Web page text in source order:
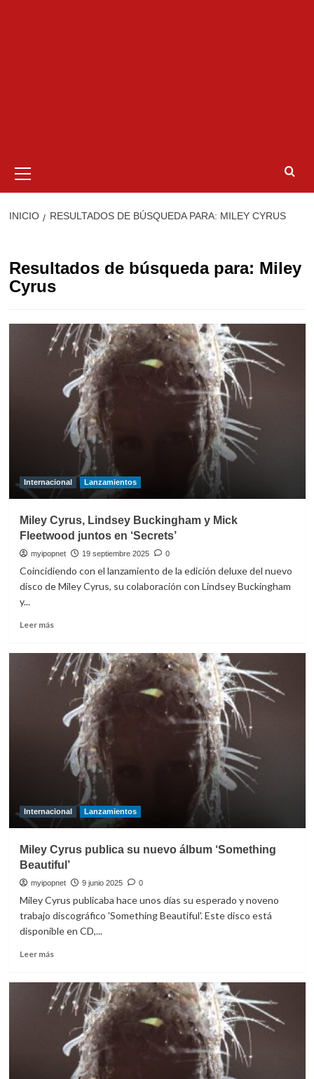
primario
INICIO RESULTADOS DE BÚSQUEDA PARA: MILEY CYRUS
Resultados de búsqueda para: Miley
Cyrus
Internacional Lanzamientos
Miley Cyrus, Lindsey Buckingham y Mick
Fleetwood juntos en ‘Secrets’
myipopnet 19 septiembre 2025 0
Coincidiendo con el lanzamiento de la edición deluxe del nuevo
disco de Miley Cyrus, su colaboración con Lindsey Buckingham
y...
Leer másLeer
Miley
Cyrus,
Lindsey
Buckingham
Mick
Fleetwood
juntos
‘Secrets’
Internacional Lanzamientos
Miley Cyrus publica su nuevo álbum ‘Something
Beautiful’
myipopnet 9 junio 2025 0
Miley Cyrus publicaba hace unos días su esperado y noveno
trabajo discográfico 'Something Beautiful'. Este disco está
disponible en CD,...
Leer másLeer
Miley
Cyrus
publica
nuevo
álbum
‘Something